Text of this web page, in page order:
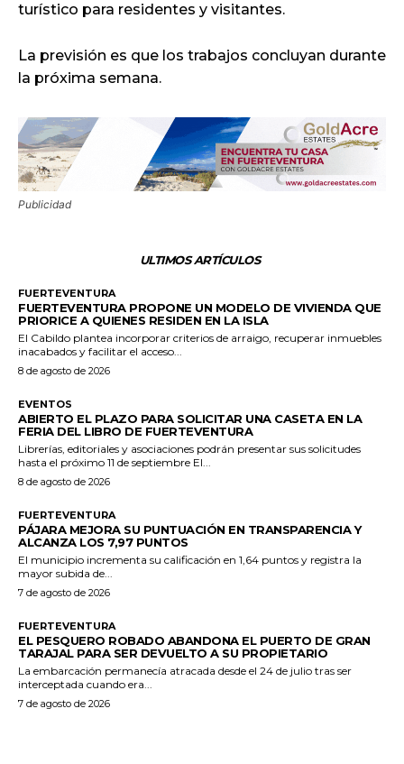
turístico para residentes y visitantes.
La previsión es que los trabajos concluyan durante
la próxima semana.
Publicidad
ULTIMOS ARTÍCULOS
FUERTEVENTURA
FUERTEVENTURA PROPONE UN MODELO DE VIVIENDA QUE
PRIORICE A QUIENES RESIDEN EN LA ISLA
El Cabildo plantea incorporar criterios de arraigo, recuperar inmuebles
inacabados y facilitar el acceso...
8 de agosto de 2026
EVENTOS
ABIERTO EL PLAZO PARA SOLICITAR UNA CASETA EN LA
FERIA DEL LIBRO DE FUERTEVENTURA
Librerías, editoriales y asociaciones podrán presentar sus solicitudes
hasta el próximo 11 de septiembre El...
8 de agosto de 2026
FUERTEVENTURA
PÁJARA MEJORA SU PUNTUACIÓN EN TRANSPARENCIA Y
ALCANZA LOS 7,97 PUNTOS
El municipio incrementa su calificación en 1,64 puntos y registra la
mayor subida de...
7 de agosto de 2026
FUERTEVENTURA
EL PESQUERO ROBADO ABANDONA EL PUERTO DE GRAN
TARAJAL PARA SER DEVUELTO A SU PROPIETARIO
La embarcación permanecía atracada desde el 24 de julio tras ser
interceptada cuando era...
7 de agosto de 2026